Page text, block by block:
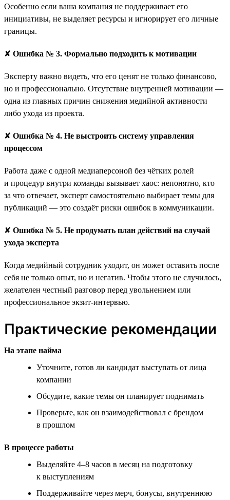
Особенно если ваша компания не поддерживает его
инициативы, не выделяет ресурсы и игнорирует его личные
границы.
✘ Ошибка № 3. Формально подходить к мотивации
Эксперту важно видеть, что его ценят не только финансово,
но и профессионально. Отсутствие внутренней мотивации —
одна из главных причин снижения медийной активности
либо ухода из проекта.
✘ Ошибка № 4. Не выстроить систему управления
процессом
Работа даже с одной медиаперсоной без чётких ролей
и процедур внутри команды вызывает хаос: непонятно, кто
за что отвечает, эксперт самостоятельно выбирает темы для
публикаций — это создаёт риски ошибок в коммуникации.
✘ Ошибка № 5. Не продумать план действий на случай
ухода эксперта
Когда медийный сотрудник уходит, он может оставить после
себя не только опыт, но и негатив. Чтобы этого не случилось,
желателен честный разговор перед увольнением или
профессиональное экзит-интервью.
Практические рекомендации
На этапе найма
Уточните, готов ли кандидат выступать от лица
компании
Обсудите, какие темы он планирует поднимать
Проверьте, как он взаимодействовал с брендом
в прошлом
В процессе работы
Выделяйте 4–8 часов в месяц на подготовку
к выступлениям
Поддерживайте через мерч, бонусы, внутреннюю